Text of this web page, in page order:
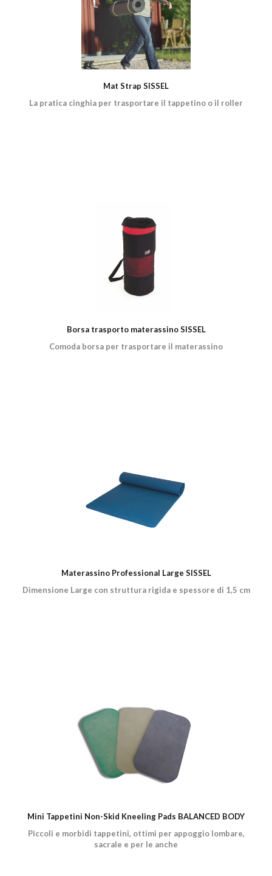
Mat Strap SISSEL
La pratica cinghia per trasportare il tappetino o il roller
Borsa trasporto materassino SISSEL
Comoda borsa per trasportare il materassino
Materassino Professional Large SISSEL
Dimensione Large con struttura rigida e spessore di 1,5 cm
Mini Tappetini Non-Skid Kneeling Pads BALANCED BODY
Piccoli e morbidi tappetini, ottimi per appoggio lombare,
sacrale e per le anche